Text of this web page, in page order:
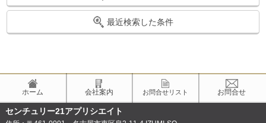
最近検索した条件
ホーム 会社案内 お問合せリスト お問合せ
センチュリー21アプリシエイト